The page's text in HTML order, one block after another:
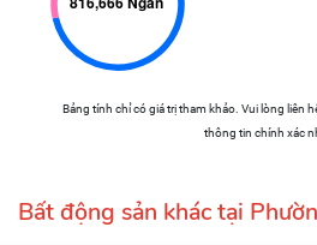
Bảng tính chỉ có giá trị tham khảo. Vui lòng liên
thông tin chính xác
Bất động sản khác tại